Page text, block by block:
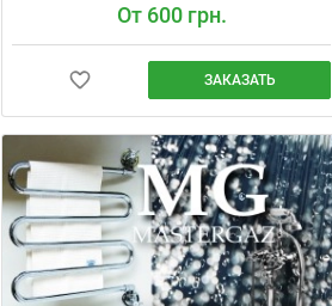
От 600 грн.
ЗАКАЗАТЬ
Устранение протечек труб, кранов и
стыков в Киеве — круглосуточно! Спрос
особенно высок ночью, поэтому Вы
можете оставить заявку в любое время.
Мы честно добавим Вас в очередь и
перезвоним с 9:00. Днём (08:00–20:00): от
500 грн; ночью (20:00–08:00): от 600 грн.
Нам доверяют более 750 тысяч
домохозяйств в Киеве с 2012 года.